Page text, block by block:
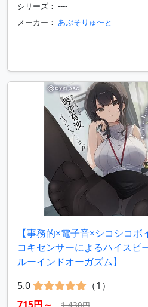
シリーズ： ----
メーカー： あぶそりゅ〜と
【事務的×電子音×シコシコ
コキセンサーによるハイス
ルーインドオーガズム】
5.0
（1）